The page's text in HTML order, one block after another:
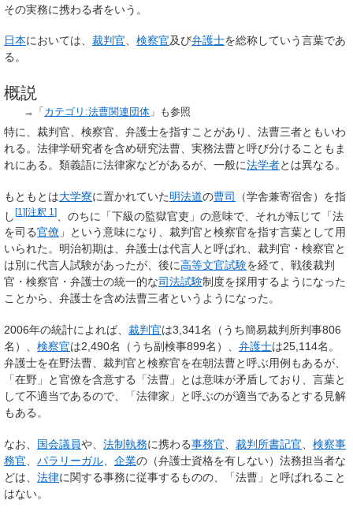
その実務に携わる者をいう。
日本においては、 裁判官、 検察官及び弁護士を総称していう言葉であ
る。
概説
→「 カテゴリ:法曹関連団体 」も参照
特に、裁判官、検察官、弁護士を指すことがあり、法曹三者ともいわ
れる。法律学研究者を含め研究法曹、実務法曹と呼び分けることもま
れにある。類義語に法律家などがあるが、一般に法学者とは異なる。
もともとは大学寮に置かれていた明法道の曹司
（学舎兼寄宿舎）を指
し[1 ][注釈 1 ]
、のちに「下級の監獄官吏」の意味で、それが転じて「法
を司る官僚 」という意味になり、裁判官と検察官を指す言葉として用
いられた。明治初期は、弁護士は代言人 と呼ばれ、裁判官・検察官と
は別に代言人試験があったが、後に高等文官試験を経て、戦後裁判
官・検察官・弁護士の統一的な司法試験制度を採用するようになった
ことから、弁護士を含め法曹三者というようになった。
2006年の統計によれば、 裁判官は3,341名（うち簡易裁判所判事806
名）、 検察官は2,490名（うち副検事899名）、 弁護士は25,114名。
弁護士を在野法曹、裁判官と検察官を在朝法曹と呼ぶ用例もあるが、
「在野」と官僚を含意する「法曹」とは意味が矛盾しており、言葉と
して不適当であるので、「法律家」と呼ぶのが適当であるとする見解
もある。
なお、 国会議員や、 法制執務に携わる事務官 裁判所書記官
検察事
務官
パラリーガル 企業の（弁護士資格を有しない）法務担当者な
どは、 法律に関する事務に従事するものの、「法曹」と呼ばれること
はない。